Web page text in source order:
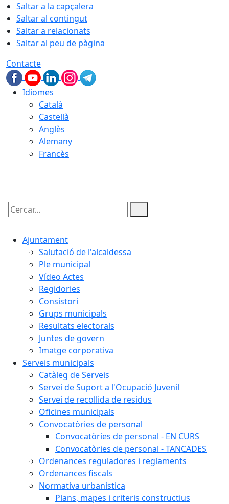
Saltar a la capçalera
Saltar al contingut
Saltar a relacionats
Saltar al peu de pàgina
Contacte
Idiomes
Català
Castellà
Anglès
Alemany
Francès
Cercar:
Ajuntament
Salutació de l'alcaldessa
Ple municipal
Vídeo Actes
Regidories
Consistori
Grups municipals
Resultats electorals
Juntes de govern
Imatge corporativa
Serveis municipals
Catàleg de Serveis
Servei de Suport a l'Ocupació Juvenil
Servei de recollida de residus
Oficines municipals
Convocatòries de personal
Convocatòries de personal - EN CURS
Convocatòries de personal - TANCADES
Ordenances reguladores i reglaments
Ordenances fiscals
Normativa urbanistica
Plans, mapes i criteris constructius